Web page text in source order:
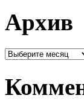
Архив